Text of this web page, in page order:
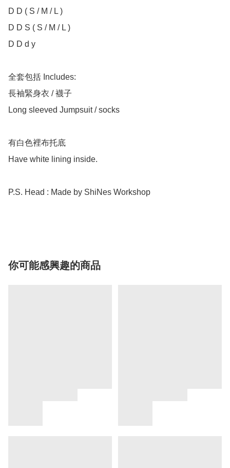
D D ( S / M / L )
D D S ( S / M / L )
D D d y
全套包括 Includes:
長袖緊身衣 / 襪子
Long sleeved Jumpsuit / socks
有白色裡布托底
Have white lining inside.
P.S. Head : Made by ShiNes Workshop
你可能感興趣的商品